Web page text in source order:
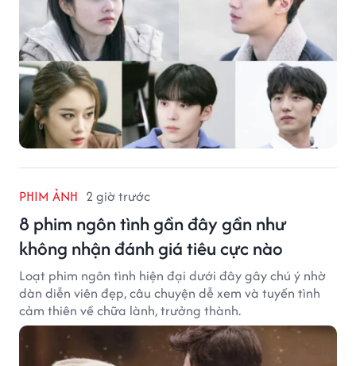
PHIM ẢNH 2 giờ trước
8 phim ngôn tình gần đây gần như
không nhận đánh giá tiêu cực nào
Loạt phim ngôn tình hiện đại dưới đây gây chú ý nhờ
dàn diễn viên đẹp, câu chuyện dễ xem và tuyến tình
cảm thiên về chữa lành, trưởng thành.